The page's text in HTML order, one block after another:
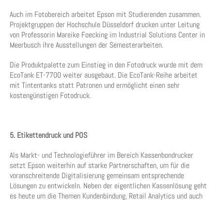
Auch im Fotobereich arbeitet Epson mit Studierenden zusammen.
Projektgruppen der Hochschule Düsseldorf drucken unter Leitung
von Professorin Mareike Foecking im Industrial Solutions Center in
Meerbusch ihre Ausstellungen der Semesterarbeiten.
Die Produktpalette zum Einstieg in den Fotodruck wurde mit dem
EcoTank ET-7700 weiter ausgebaut. Die EcoTank-Reihe arbeitet
mit Tintentanks statt Patronen und ermöglicht einen sehr
kostengünstigen Fotodruck.
5. Etikettendruck und POS
Als Markt- und Technologieführer im Bereich Kassenbondrucker
setzt Epson weiterhin auf starke Partnerschaften, um für die
voranschreitende Digitalisierung gemeinsam entsprechende
Lösungen zu entwickeln. Neben der eigentlichen Kassenlösung geht
es heute um die Themen Kundenbindung, Retail Analytics und auch